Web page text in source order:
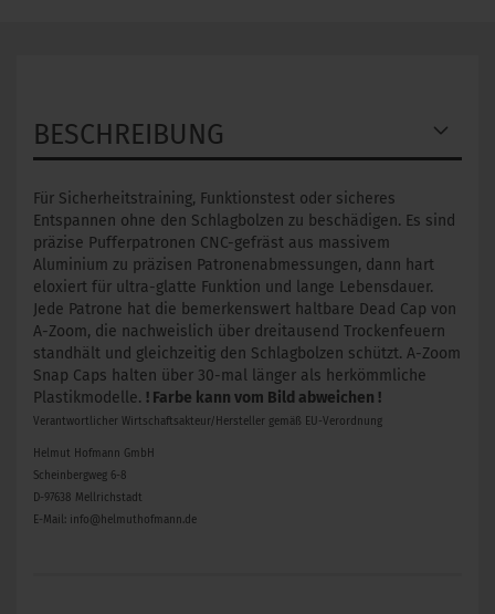
BESCHREIBUNG
Für Sicherheitstraining, Funktionstest oder sicheres
Entspannen ohne den Schlagbolzen zu beschädigen. Es sind
präzise Pufferpatronen CNC-gefräst aus massivem
Aluminium zu präzisen Patronenabmessungen, dann hart
eloxiert für ultra-glatte Funktion und lange Lebensdauer.
Jede Patrone hat die bemerkenswert haltbare Dead Cap von
A-Zoom, die nachweislich über dreitausend Trockenfeuern
standhält und gleichzeitig den Schlagbolzen schützt. A-Zoom
Snap Caps halten über 30-mal länger als herkömmliche
Plastikmodelle. ! Farbe kann vom Bild abweichen !
Verantwortlicher Wirtschaftsakteur/Hersteller gemäß EU-Verordnung
Helmut Hofmann GmbH
Scheinbergweg 6-8
D-97638 Mellrichstadt
E-Mail: info@helmuthofmann.de